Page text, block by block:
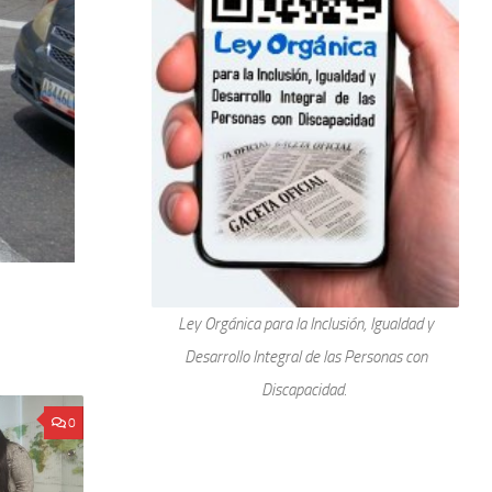
0
Ley Orgánica para la Inclusión, Igualdad y
Desarrollo Integral de las Personas con
Discapacidad.